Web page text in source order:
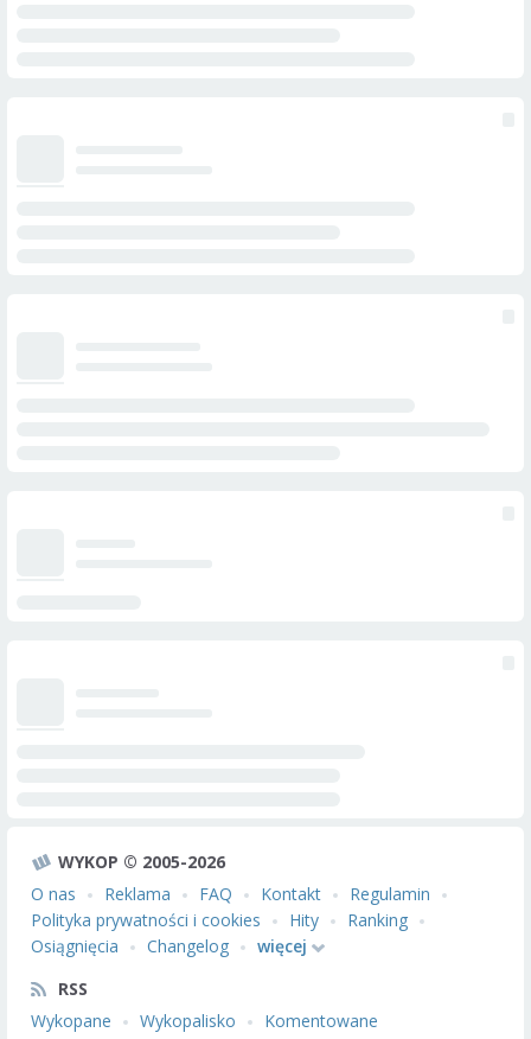
WYKOP © 2005-2026
O nas
Reklama FAQ Kontakt
Regulamin
Polityka prywatności i cookies
Hity
Ranking
Osiągnięcia
Changelog
więcej
RSS
Wykopane
Wykopalisko Komentowane